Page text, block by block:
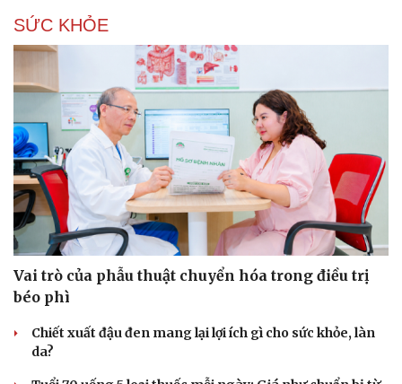
SỨC KHỎE
Vai trò của phẫu thuật chuyển hóa trong điều trị
béo phì
Chiết xuất đậu đen mang lại lợi ích gì cho sức khỏe, làn
da?